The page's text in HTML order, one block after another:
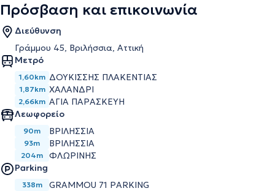
Πρόσβαση και επικοινωνία
Διεύθυνση
Γράμμου 45, Βριλήσσια, Αττική
Μετρό
1,60km ΔΟΥΚΙΣΣΗΣ ΠΛΑΚΕΝΤΙΑΣ
1,87km ΧΑΛΑΝΔΡΙ
2,66km ΑΓΙΑ ΠΑΡΑΣΚΕΥΗ
Λεωφορείο
90m ΒΡΙΛΗΣΣΙΑ
93m ΒΡΙΛΗΣΣΙΑ
204m
ΦΛΩΡΙΝΗΣ
Parking
338m GRAMMOU 71 PARKING